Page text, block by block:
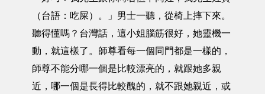
（台語：吃屎）。」男士一聽，從椅上摔下來。
聽得懂嗎？台灣話，這小姐腦筋很好，她靈機一
動，就這樣了。師尊看每一個同門都是一樣的，
師尊不能分哪一個是比較漂亮的，就跟她多親
近，哪一個是長得比較醜的，就不跟她親近，或